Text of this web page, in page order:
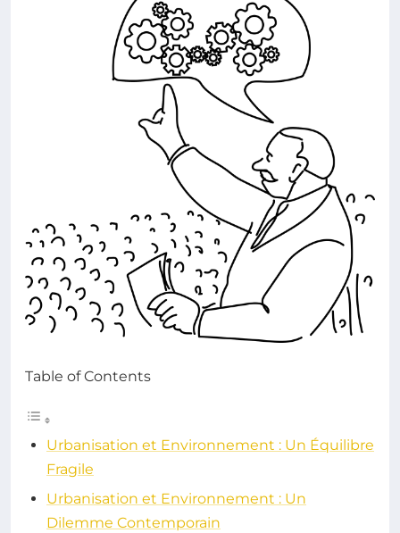
Table of Contents
Urbanisation et Environnement : Un Équilibre
Fragile
Urbanisation et Environnement : Un
Dilemme Contemporain